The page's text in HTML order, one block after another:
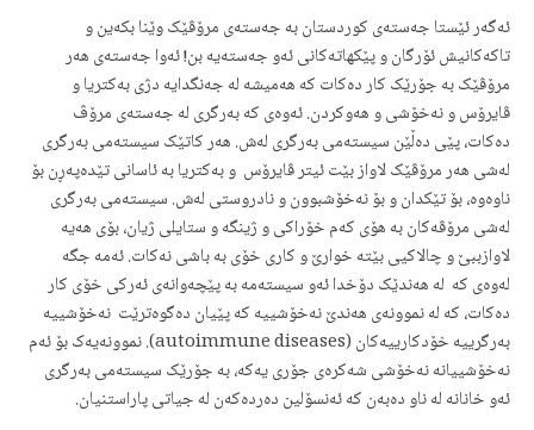
ئەگەر ئێستا جەستەی کوردستان بە جەستەی مرۆڤێک وێنا بکەین و
تاکەکانیش ئۆرگان و پێکهاتەکانی ئەو جەستەیە بن! ئەوا جەستەی هەر
مرۆڤێک بە جۆرێک کار دەکات کە هەمیشە لە جەنگدایە دژی بەکتریا و
ڤایرۆس و نەخۆشی و هەوکردن. ئەوەی کە بەرگری لە جەستەی مرۆڤ
دەکات، پێی دەڵێن سیستەمی بەرگری لەش. هەر کاتێک سیستەمی بەرگری
لەشی هەر مرۆڤێک لاواز بێت ئیتر ڤایرۆس و بەکتریا بە ئاسانی تێدەپەڕن بۆ
ناوەوە، بۆ تێکدان و بۆ نەخۆشبوون و نادروستی لەش. سیستەمی بەرگری
لەشی مرۆڤەکان بە هۆی کەم خۆراکی و ژینگە و ستایلی ژیان، بۆی هەیە
لاوازببێ و چالاکیی بێتە خوارێ و کاری خۆی بە باشی نەکات. ئەمە جگە
لەوەی کە لە هەندێک دۆخدا ئەو سیستەمە بە پێچەوانەی ئەرکی خۆی کار
دەکات، کە لە نموونەی هەندێ نەخۆشییە کە پێیان دەگوەترێت نەخۆشییە
بەرگرییە خۆدکارییەکان (autoimmune diseases). نموونەیەک بۆ ئەم
نەخۆشییانە نەخۆشی شەکرەی جۆری یەکە، بە جۆرێک سیستەمی بەرگری
ئەو خانانە لە ناو دەبەن کە ئەنسۆلین دەردەکەن لە جیاتی پاراستنیان.